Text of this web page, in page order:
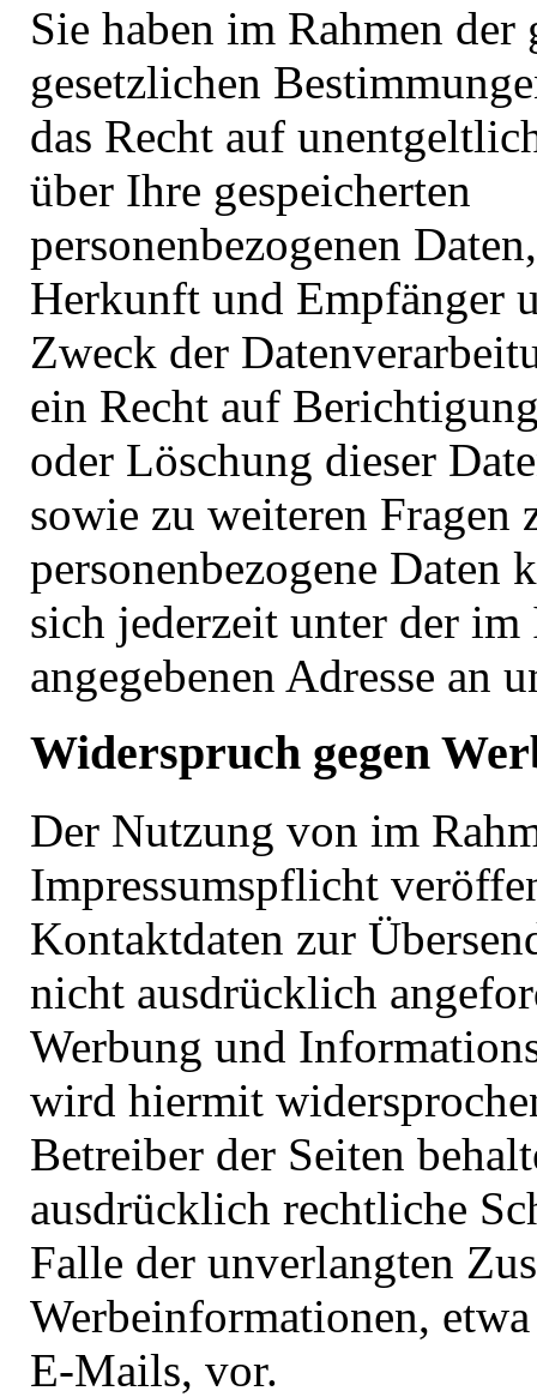
Sie haben im Rahmen der
gesetzlichen
das Recht auf
über Ihre gespeicherten
personenbezogenen
Herkunft und Empfänger
Zweck der
ein Recht auf
oder Löschung dieser
sowie zu weiteren Fragen
personenbezogene Daten
sich jederzeit unter der im
angegebenen Adresse an
Widerspruch gegen
Der Nutzung von im
Impressumspflicht
Kontaktdaten zur
nicht ausdrücklich
Werbung und
wird hiermit
Betreiber der Seiten
ausdrücklich rechtliche
Falle der unverlangten
Werbeinformationen,
E-Mails, vor.